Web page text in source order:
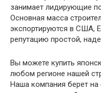
занимает лидирующие
Основная масса
экспортируются в США,
репутацию простой,
Вы можете купить
любом регионе нашей
Наша компания берет на